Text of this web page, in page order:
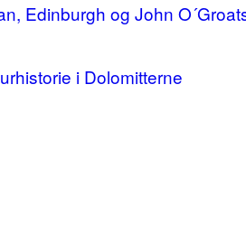
Edinburgh og John
i Dolomitterne